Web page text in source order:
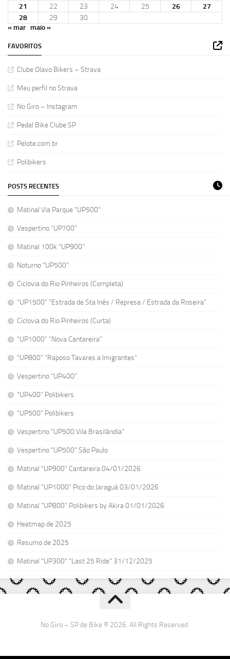
21
22 23 24 25 26
27
28
29
30
« mar maio »
FAVORITOS
Clube Olavo Bikers – Strava
Meu perfil no Strava
No Giro – Instagram
Pedal Bike Clube SP
Pelote.com.br
Polibikers
POSTS RECENTES
Matinal Via Parque “UP500”
Vespertino “UP700”
Matinal 100k “UP900”
Noturno “UP500”
Ciclovia do Rio Pinheiros (Completa)
“UP1500” “Estrada de Sta Inês / Represa / Estrada da Roseira”
Ciclovia do Rio Pinheiros (Curta)
“UP1000” “Nova Cantareira”
“UP800” “Raposo Tavares a Imigrantes”
Vespertino “UP400”
“UP400” Polibikers
“UP500” Polibikers
Vespertino “UP500 Vila Brasilândia”
Vespertino “UP500” São Paulo
Matinal “UP900” Cantareira 04/01/2026
Matinal “UP1000” Pico do Jaraguá 03/01/2026
Matinal “UP800” Polibikers by Akira 01/01/2026
Heatmap de 2025
Resumo de 2025
Matinal “UP300” “Last 25 Ride” 31/12/2025
No Giro – SP de Bike © 2026. All Rights Reserved.